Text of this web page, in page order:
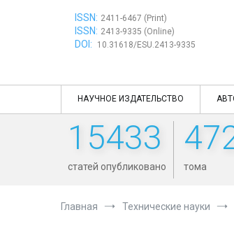
ISSN: 2411-6467 (Print)
ISSN: 2413-9335 (Online)
DOI: 10.31618/ESU.2413-9335
НАУЧНОЕ ИЗДАТЕЛЬСТВО
15433
статей опубликовано тома
Главная Технические науки